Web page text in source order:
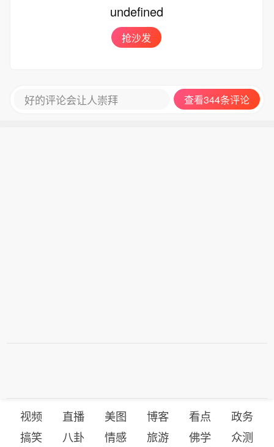
undefined
抢沙发
好的评论会让人崇拜 查看344条评论
视频 直播 美图 博客 看点
政务
搞笑
八卦 情感 旅游 佛学 众测